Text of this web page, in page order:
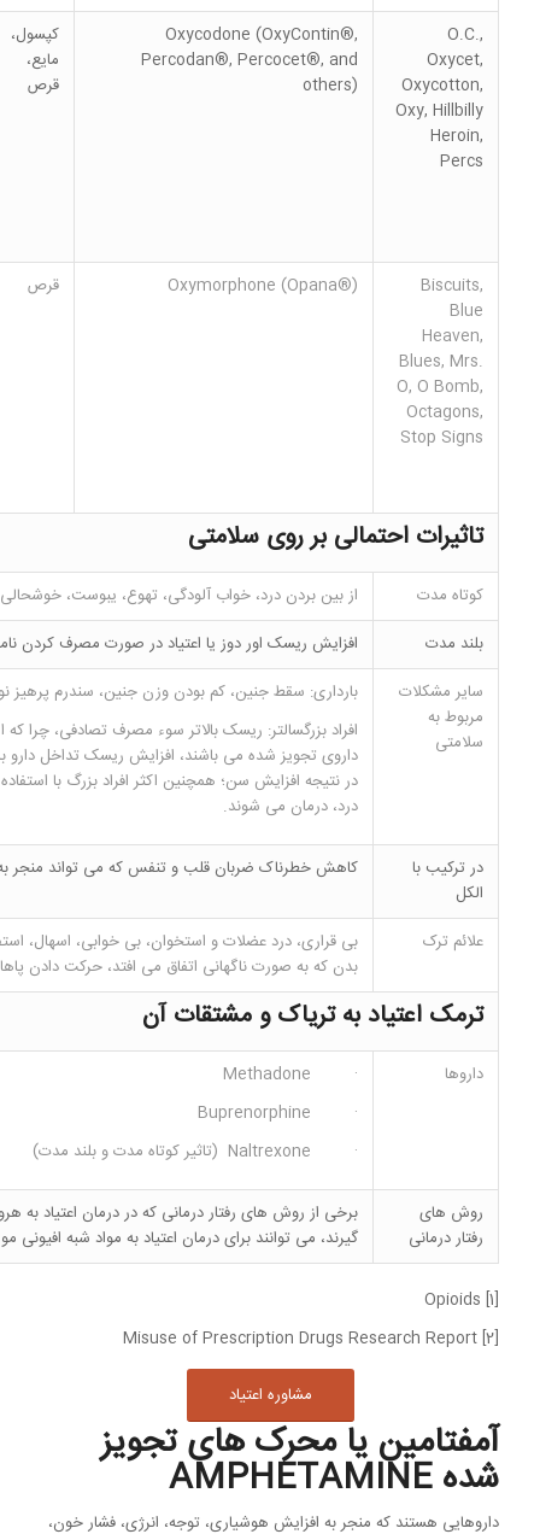
O.C.,
Oxycet,
Oxycotton,
Oxy, Hillbilly
Heroin,
Percs
Oxycodone (OxyContin®,
Percodan®, Percocet®, and
others)
کپسول،
مایع،
قرص
Biscuits,
Blue
Heaven,
Blues, Mrs.
O, O Bomb,
Octagons,
Stop Signs
Oxymorphone (Opana®) قرص
تاثیرات احتمالی بر روی سلامتی
کوتاه مدت
از بین بردن درد، خواب آلودگی، تهوع، یبوست،
بلند مدت
افزایش ریسک اور دوز یا اعتیاد در صورت مصرف کردن
سایر مشکلات
مربوط به
سلامتی
بارداری: سقط جنین، کم بودن وزن جنین، سندرم پرهیز
افراد بزرگسالتر: ریسک بالاتر سوء مصرف تصادفی، چرا که
داروی تجویز شده می باشند، افزایش ریسک تداخل دارو
در نتیجه افزایش سن؛ همچنین اکثر افراد بزرگ با
درد، درمان می شوند.
در ترکیب با
الکل
کاهش خطرناک ضربان قلب و تنفس که می تواند منجر
علائم ترک
بی قراری، درد عضلات و استخوان، بی خوابی، اسهال،
بدن که به صورت ناگهانی اتفاق می افتد، حرکت دادن
ترمک اعتیاد بهتریاکو مشتقات آن
داروها
· Methadone
· Buprenorphine
· Naltrexone (تاثیر کوتاه مدت و بلند مدت)
روش های
رفتار درمانی
برخی از روش های رفتار درمانی که در درمان اعتیاد به
گیرند، می توانند برای درمان اعتیاد به مواد شبه افیونی
[1] Opioids
[2] Misuse of Prescription Drugs Research Report
مشاوره اعتیاد
آمفتامین یا محرک های تجویز
شده AMPHETAMINE
داروهایی هستند که منجر به افزایش هوشیاری، توجه، انرژی، فشار خون،